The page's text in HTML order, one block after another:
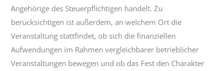
Angehörige des Steuerpflichtigen handelt. Zu
berücksichtigen ist außerdem, an welchem Ort die
Veranstaltung stattfindet, ob sich die finanziellen
Aufwendungen im Rahmen vergleichbarer betrieblicher
Veranstaltungen bewegen und ob das Fest den Charakter